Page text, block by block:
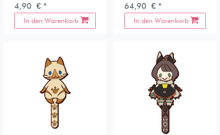
4,90 € *
In den Warenkorb
64,90 € *
In den Warenkorb